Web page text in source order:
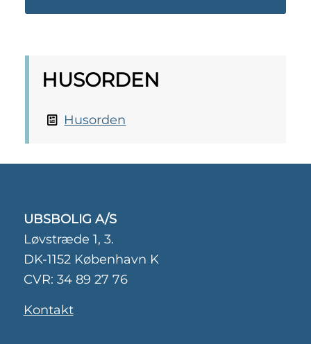
HUSORDEN
Husorden
UBSBOLIG A/S
Løvstræde 1, 3.
DK-1152 København K
CVR: 34 89 27 76
Kontakt